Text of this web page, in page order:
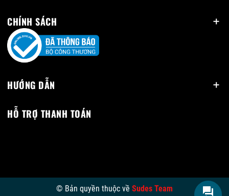
CHÍNH SÁCH
HƯỚNG DẪN
HỖ TRỢ THANH TOÁN
© Bản quyền thuộc về Sudes Team